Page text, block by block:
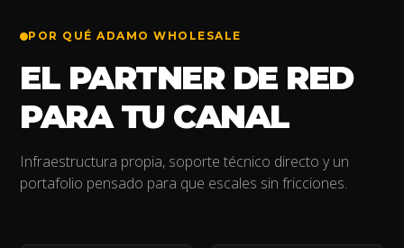
POR QUÉ ADAMO WHOLESALE
EL PARTNER DE RED
PARA TU CANAL
Infraestructura propia, soporte técnico directo y un
portafolio pensado para que escales sin fricciones.